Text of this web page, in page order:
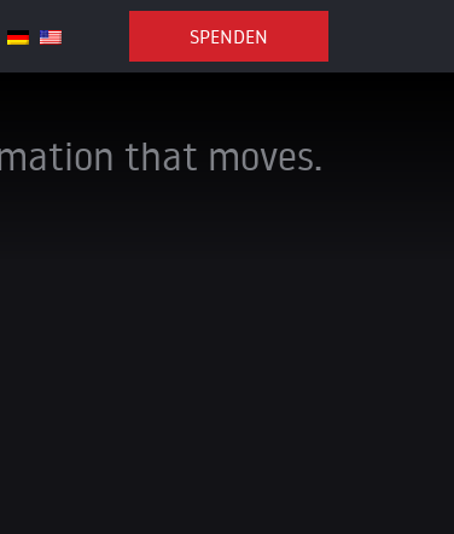
SPENDEN
that moves.